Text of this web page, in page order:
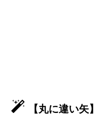
【丸に違い矢